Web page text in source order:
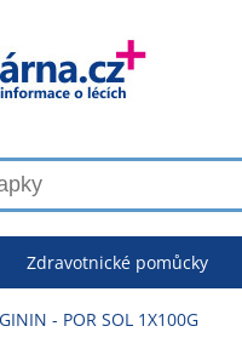
Zdravotnické pomůcky
- POR SOL 1X100G